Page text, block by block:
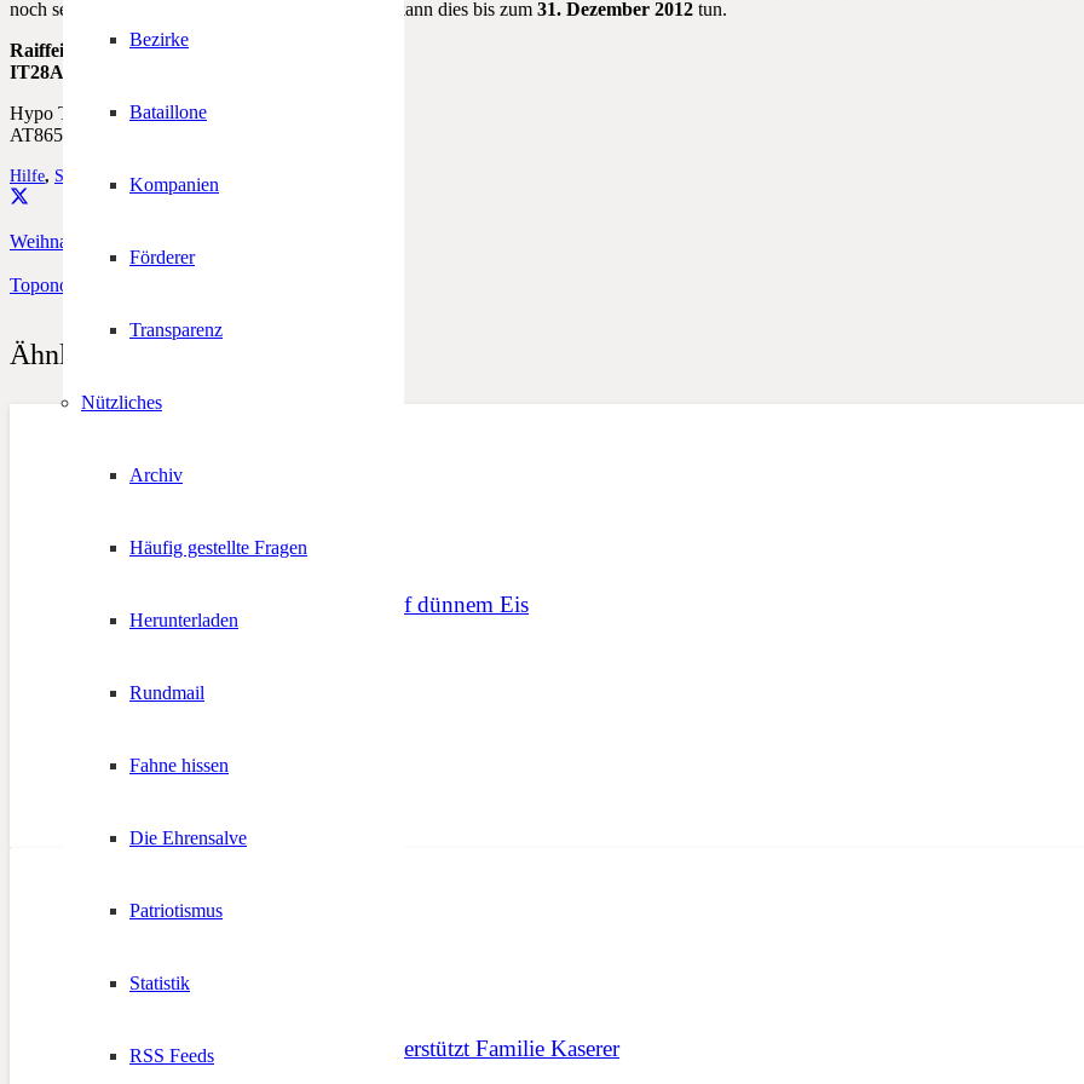
Bezirke
Bataillone
Kompanien
Förderer
Transparenz
Nützliches
Archiv
Häufig gestellte Fragen
Herunterladen
Rundmail
Fahne hissen
Die Ehrensalve
Patriotismus
Statistik
RSS Feeds
noch sein Schärflein zur Aktion beitragen möchte, kann dies bis zum 31. Dezember 2012 tun.
Raiffeisen Landesbank Südtirol
IT28A0349311600000300037532
Hypo Tirol Bank Innsbruck
AT865700021011144900
Hilfe, Spende TIROL IN NOT
Weihnachtskarten-Spendenaktion 2012
Toponomastikabend in Kaltern
Ähnliche Beiträge
Südtirol bewegt sich auf dünnem Eis
Herz Jesu Notfonds unterstützt Familie Kaserer